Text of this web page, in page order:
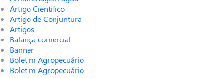
Artigo Científico
Artigo de Conjuntura
Artigos
Balança comercial
Banner
Boletim Agropecuário
Boletim Agropecuário